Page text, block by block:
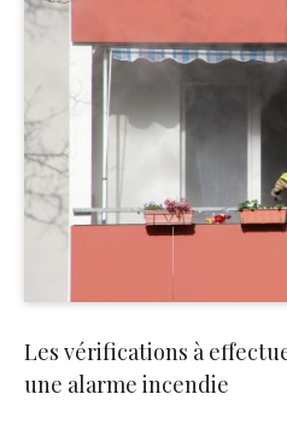
Les vérifications à
une alarme incendie